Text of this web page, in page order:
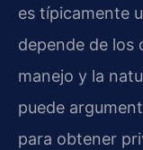
es típicamente
depende de los
manejo y la
puede
para obtener